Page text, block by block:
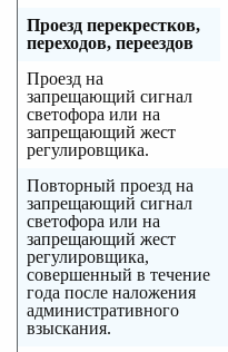
Проезд перекрестков,
переходов, переездов
Проезд на
запрещающий сигнал
светофора или на
запрещающий жест
регулировщика.
Повторный проезд на
запрещающий сигнал
светофора или на
запрещающий жест
регулировщика,
совершенный в течение
года после наложения
административного
взыскания.